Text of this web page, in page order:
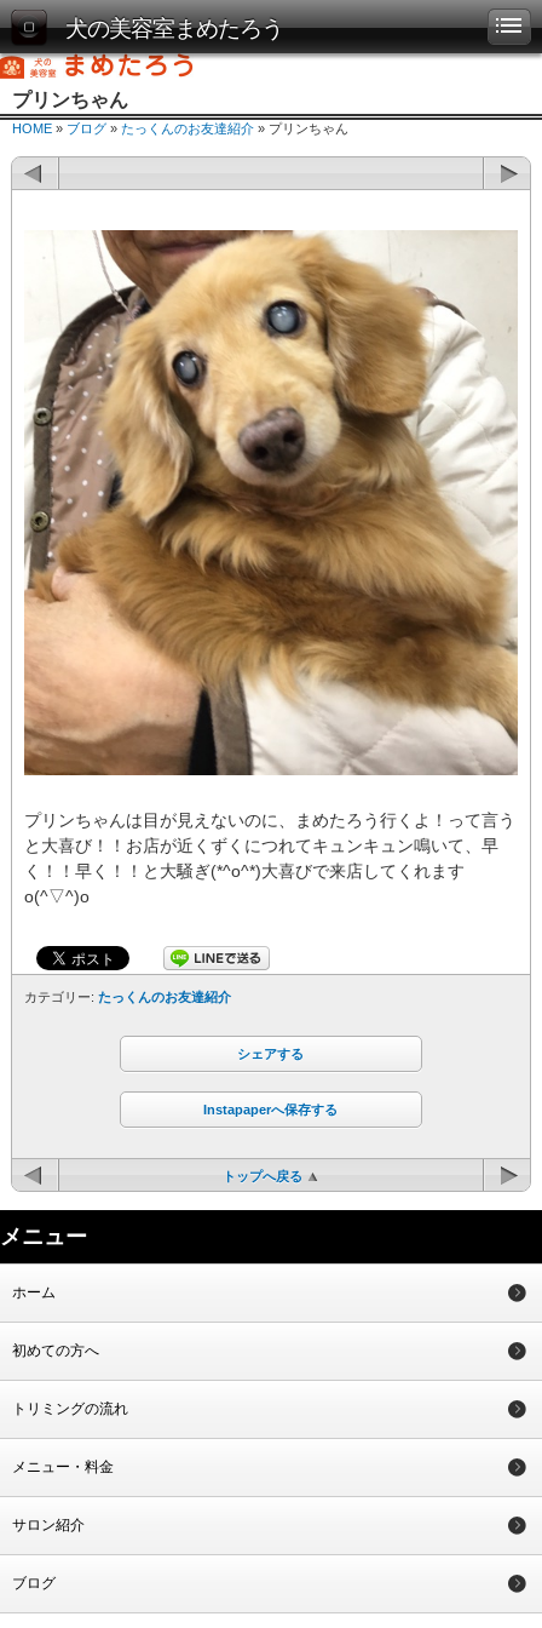
犬の美容室まめたろう
プリンちゃん
HOME » ブログ » たっくんのお友達紹介 » プリンちゃん
プリンちゃんは目が見えないのに、まめたろう行くよ！って言う
と大喜び！！お店が近くずくにつれてキュンキュン鳴いて、早
く！！早く！！と大騒ぎ(*^o^*)大喜びで来店してくれます
o(^▽^)o
カテゴリー: たっくんのお友達紹介
シェアする
Instapaperへ保存する
トップへ戻る
メニュー
ホーム
初めての方へ
トリミングの流れ
メニュー・料金
サロン紹介
ブログ